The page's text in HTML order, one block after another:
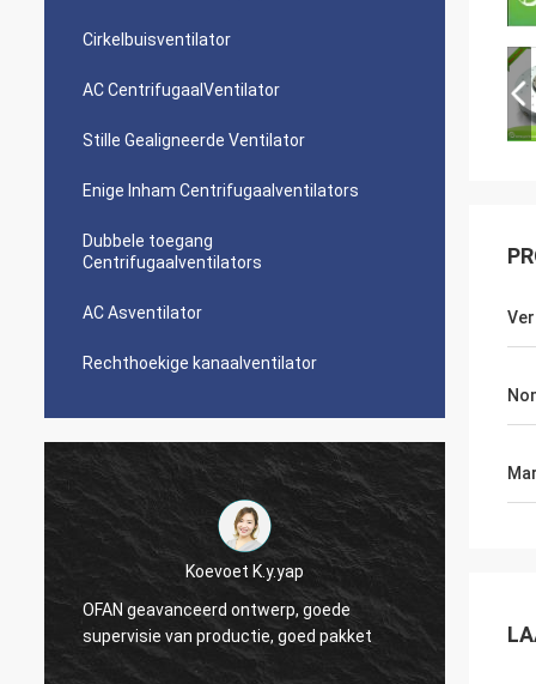
Cirkelbuisventilator
AC CentrifugaalVentilator
Stille Gealigneerde Ventilator
Enige Inham Centrifugaalventilators
Dubbele toegang
Centrifugaalventilators
AC Asventilator
Rechthoekige kanaalventilator
Koevoet K.y.yap
OFAN geavanceerd ontwerp, goede
supervisie van productie, goed pakket